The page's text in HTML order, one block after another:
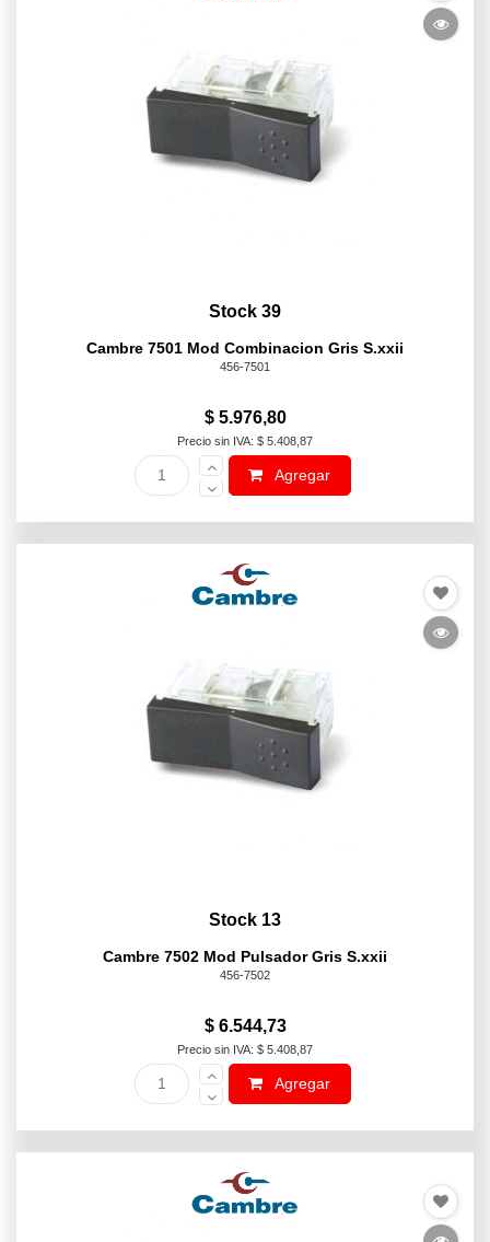
Stock 39
Cambre 7501 Mod Combinacion Gris S.xxii
456-7501
$ 5.976,80
Precio sin IVA: $ 5.408,87
Agregar
Stock 13
Cambre 7502 Mod Pulsador Gris S.xxii
456-7502
$ 6.544,73
Precio sin IVA: $ 5.408,87
Agregar